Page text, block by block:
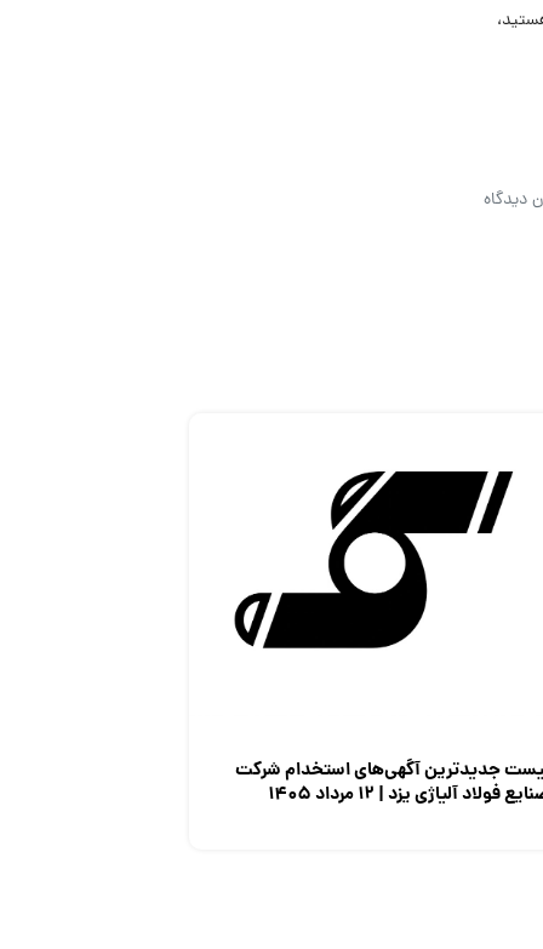
دیدگاه
جدیدترین آگهی‌های استخدام شرکت
فولاد آلیاژی یزد | ۱۲ مرداد ۱۴۰۵